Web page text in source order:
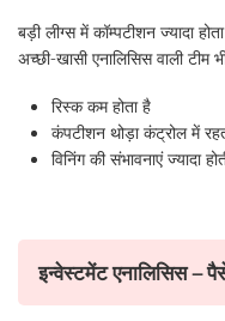
बड़ी लीग्स में कॉम्पटीशन ज्यादा
अच्छी-खासी एनालिसिस वाली
रिस्क कम होता है
कंपटीशन थोड़ा कंट्रोल में
विनिंग की संभावनाएं ज्यादा
इन्वेस्टमेंट एनालिसिस –